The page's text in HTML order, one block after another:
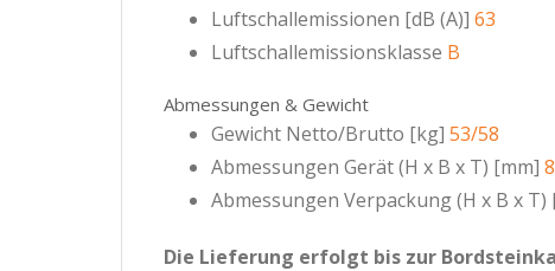
Luftschallemissionen [dB (A)] 63
Luftschallemissionsklasse B
Abmessungen & Gewicht
Gewicht Netto/Brutto [kg] 53/58
Abmessungen Gerät (H x B x T) [mm]
Abmessungen Verpackung (H x B x T)
Die Lieferung erfolgt bis zur